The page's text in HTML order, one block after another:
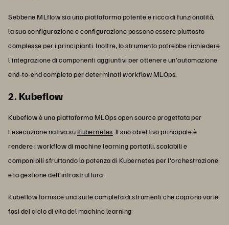
Sebbene MLflow sia una piattaforma potente e ricca di funzionalità,
la sua configurazione e configurazione possono essere piuttosto
complesse per i principianti. Inoltre, lo strumento potrebbe richiedere
l'integrazione di componenti aggiuntivi per ottenere un'automazione
end-to-end completa per determinati workflow MLOps.
2. Kubeflow
Kubeflow è una piattaforma MLOps open source progettata per
l'esecuzione nativa suKubernetes. Il suo obiettivo principale è
rendere i workflow di machine learning portatili, scalabili e
componibili sfruttando la potenza di Kubernetes per l'orchestrazione
e la gestione dell'infrastruttura.
Kubeflow fornisce una suite completa di strumenti che coprono varie
fasi del ciclo di vita del machine learning: